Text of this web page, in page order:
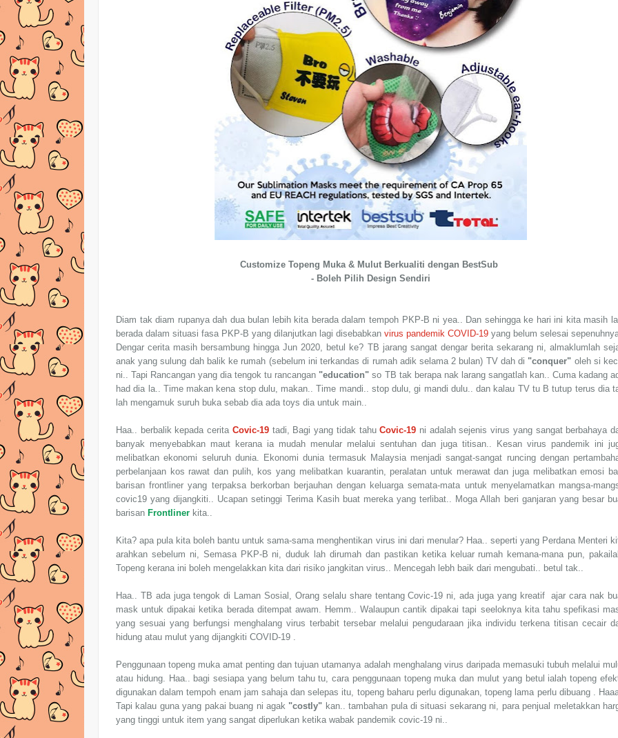
Customize Topeng Muka & Mulut Berkualiti dengan BestSub
- Boleh Pilih Design Sendiri
Diam tak diam rupanya dah dua bulan lebih kita berada dalam tempoh PKP-B ni yea.. Dan sehingga ke hari ini kita masih
berada dalam situasi fasa PKP-B yang dilanjutkan lagi disebabkan virus pandemik COVID-19 yang belum selesai
Dengar cerita masih bersambung hingga Jun 2020, betul ke? TB jarang sangat dengar berita sekarang ni, almaklumlah
anak yang sulung dah balik ke rumah (sebelum ini terkandas di rumah adik selama 2 bulan) TV dah di "conquer" oleh si
ni.. Tapi Rancangan yang dia tengok tu rancangan "education" so TB tak berapa nak larang sangatlah kan.. Cuma kadang
had dia la.. Time makan kena stop dulu, makan.. Time mandi.. stop dulu, gi mandi dulu.. dan kalau TV tu B tutup terus dia
lah mengamuk suruh buka sebab dia ada toys dia untuk main..
Haa.. berbalik kepada cerita Covic-19tadi, Bagi yang tidak tahuCovic-19 ni adalah sejenis virus yang sangat berbahaya
banyak menyebabkan maut kerana ia mudah menular melalui sentuhan dan juga titisan.. Kesan virus pandemik ini
melibatkan ekonomi seluruh dunia. Ekonomi dunia termasuk Malaysia menjadi sangat-sangat runcing dengan
perbelanjaan kos rawat dan pulih, kos yang melibatkan kuarantin, peralatan untuk merawat dan juga melibatkan emosi
barisan frontliner yang terpaksa berkorban berjauhan dengan keluarga semata-mata untuk menyelamatkan mangsa-
covic19 yang dijangkiti.. Ucapan setinggi Terima Kasih buat mereka yang terlibat.. Moga Allah beri ganjaran yang besar
barisan Frontliner kita..
Kita? apa pula kita boleh bantu untuk sama-sama menghentikan virus ini dari menular? Haa.. seperti yang Perdana Menteri
arahkan sebelum ni, Semasa PKP-B ni, duduk lah dirumah dan pastikan ketika keluar rumah kemana-mana pun,
Topeng kerana ini boleh mengelakkan kita dari risiko jangkitan virus.. Mencegah lebh baik dari mengubati.. betul tak..
Haa.. TB ada juga tengok di Laman Sosial, Orang selalu share tentang Covic-19 ni, ada juga yang kreatif ajar cara nak
mask untuk dipakai ketika berada ditempat awam. Hemm.. Walaupun cantik dipakai tapi seeloknya kita tahu spefikasi
yang sesuai yang berfungsi menghalang virus terbabit tersebar melalui pengudaraan jika individu terkena titisan cecair
hidung atau mulut yang dijangkiti COVID-19 .
Penggunaan topeng muka amat penting dan tujuan utamanya adalah menghalang virus daripada memasuki tubuh melalui
atau hidung. Haa.. bagi sesiapa yang belum tahu tu, cara penggunaan topeng muka dan mulut yang betul ialah topeng
digunakan dalam tempoh enam jam sahaja dan selepas itu, topeng baharu perlu digunakan, topeng lama perlu dibuang .
Tapi kalau guna yang pakai buang ni agak "costly" kan.. tambahan pula di situasi sekarang ni, para penjual meletakkan
yang tinggi untuk item yang sangat diperlukan ketika wabak pandemik covic-19 ni..